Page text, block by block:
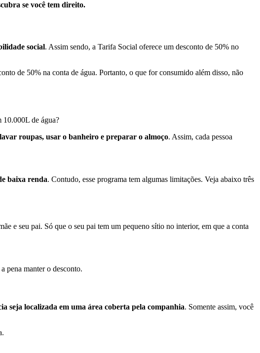
se você tem direito.
social. Assim sendo, a Tarifa Social oferece um desconto de 50% no
de 50% na conta de água. Portanto, o que for consumido além disso, não
10.000L de água?
roupas, usar o banheiro e preparar o almoço. Assim, cada pessoa
baixa renda. Contudo, esse programa tem algumas limitações. Veja abaixo três
e seu pai. Só que o seu pai tem um pequeno sítio no interior, em que a conta
pena manter o desconto.
seja localizada em uma área coberta pela companhia. Somente assim, você